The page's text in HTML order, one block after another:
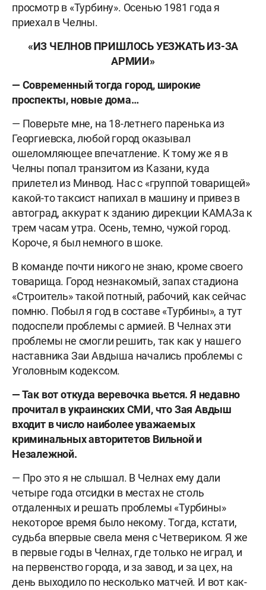
просмотр в «Турбину». Осенью 1981 года я
приехал в Челны.
«ИЗ ЧЕЛНОВ ПРИШЛОСЬ УЕЗЖАТЬ ИЗ-ЗА
АРМИИ»
— Современный тогда город, широкие
проспекты, новые дома…
— Поверьте мне, на 18-летнего паренька из
Георгиевска, любой город оказывал
ошеломляющее впечатление. К тому же я в
Челны попал транзитом из Казани, куда
прилетел из Минвод. Нас с «группой товарищей»
какой-то таксист напихал в машину и привез в
автоград, аккурат к зданию дирекции КАМАЗа к
трем часам утра. Осень, темно, чужой город.
Короче, я был немного в шоке.
В команде почти никого не знаю, кроме своего
товарища. Город незнакомый, запах стадиона
«Строитель» такой потный, рабочий, как сейчас
помню. Побыл я год в составе «Турбины», а тут
подоспели проблемы с армией. В Челнах эти
проблемы не смогли решить, так как у нашего
наставника Заи Авдыша начались проблемы с
Уголовным кодексом.
— Так вот откуда веревочка вьется. Я недавно
прочитал в украинских СМИ, что Зая Авдыш
входит в число наиболее уважаемых
криминальных авторитетов Вильной и
Незалежной.
— Про это я не слышал. В Челнах ему дали
четыре года отсидки в местах не столь
отдаленных и решать проблемы «Турбины»
некоторое время было некому. Тогда, кстати,
судьба впервые свела меня с Четвериком. Я же
в первые годы в Челнах, где только не играл, и
на первенство города, и за завод, и за цех, на
день выходило по несколько матчей. И вот как-